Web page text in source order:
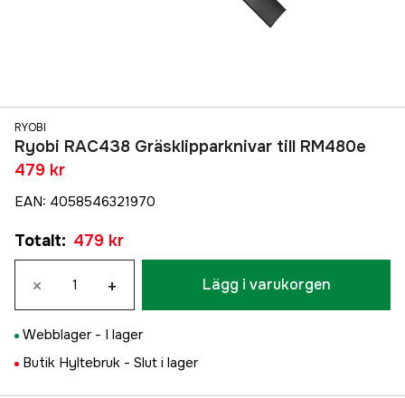
RYOBI
Ryobi RAC438 Gräsklipparknivar till RM480e
479 kr
EAN: 4058546321970
Totalt: 479 kr
× + Lägg i varukorgen
Webblager - I lager
Butik Hyltebruk - Slut i lager